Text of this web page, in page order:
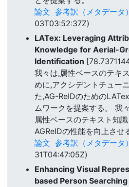
論文 参考訳（メタデータ）
03T03:52:37Z)
LATex: Leveraging
Knowledge for Aerial-
Identification
我々は,属性ベースのテキ
めに,アクシデントチュー
た,AG-ReIDのための
ムワークを提案する。 我
属性ベースのテキスト知
AGReIDの性能を向上させ
論文 参考訳（メタデータ）
31T04:47:05Z)
Enhancing Visual
based Person Searching